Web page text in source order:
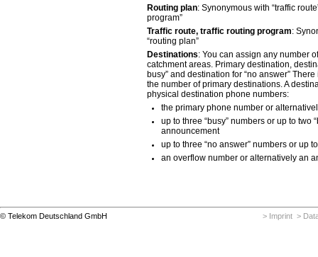
Routing plan: Synonymous with “traffic
program”
Traffic route, traffic routing program:
“routing plan”
Destinations: You can assign any number
catchment areas. Primary destination,
busy” and destination for “no answer”
the number of primary destinations. A
physical destination phone numbers:
the primary phone number or
up to three “busy” numbers or up to two
announcement
up to three “no answer” numbers or up
an overflow number or alternatively an
© Telekom Deutschland GmbH > Imprint >